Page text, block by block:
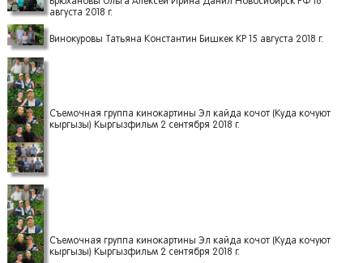
августа 2018 г.
Винокуровы Татьяна Константин Бишкек КР 15 августа 2018 г.
Съемочная группа кинокартины Эл кайда кочот (Куда кочуют
кыргызы) Кыргызфильм 2 сентября 2018 г.
Съемочная группа кинокартины Эл кайда кочот (Куда кочуют
кыргызы) Кыргызфильм 2 сентября 2018 г.